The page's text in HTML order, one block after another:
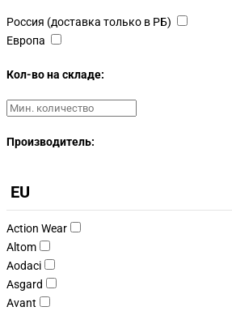
Россия (доставка только в РБ)
Европа
Кол-во на складе:
Производитель:
EU
Action Wear
Altom
Aodaci
Asgard
Avant